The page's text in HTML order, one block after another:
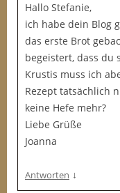
Hallo Stefanie,
ich habe dein Blog
das erste Brot
begeistert, dass du
Krustis muss ich
Rezept tatsächlich
keine Hefe mehr?
Liebe Grüße
Joanna
Antworten ↓